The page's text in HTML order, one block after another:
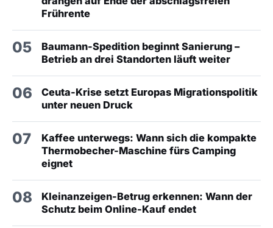
Frührente
05
Baumann-Spedition beginnt Sanierung –
Betrieb an drei Standorten läuft weiter
06
Ceuta-Krise setzt Europas Migrationspolitik
unter neuen Druck
07
Kaffee unterwegs: Wann sich die kompakte
Thermobecher-Maschine fürs Camping
eignet
08
Kleinanzeigen-Betrug erkennen: Wann der
Schutz beim Online-Kauf endet